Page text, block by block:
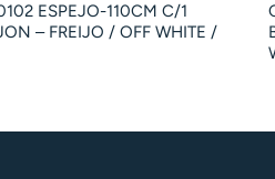
ESPEJO-110CM C/1
– FREIJO / OFF WHITE /